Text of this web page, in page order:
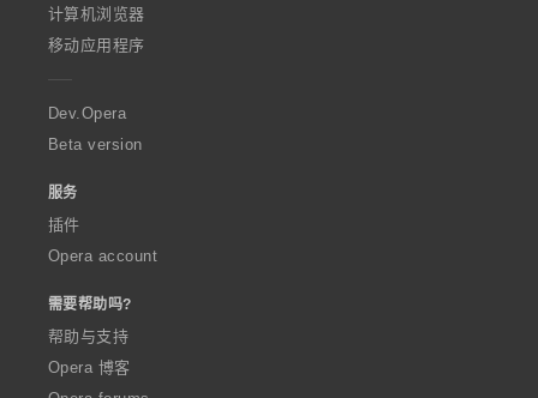
O
p
e
a
计算机浏览器
移动应用程序
Dev.Opera
Beta version
服务
插件
Opera account
需要帮助吗?
帮助与支持
Opera 博客